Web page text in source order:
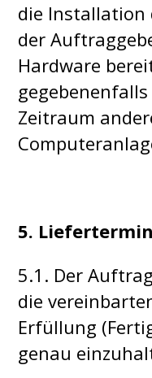
die Installation
der
Hardware
Zeitraum
5. Liefertermin
5.1. Der
die
Erfüllung
genau